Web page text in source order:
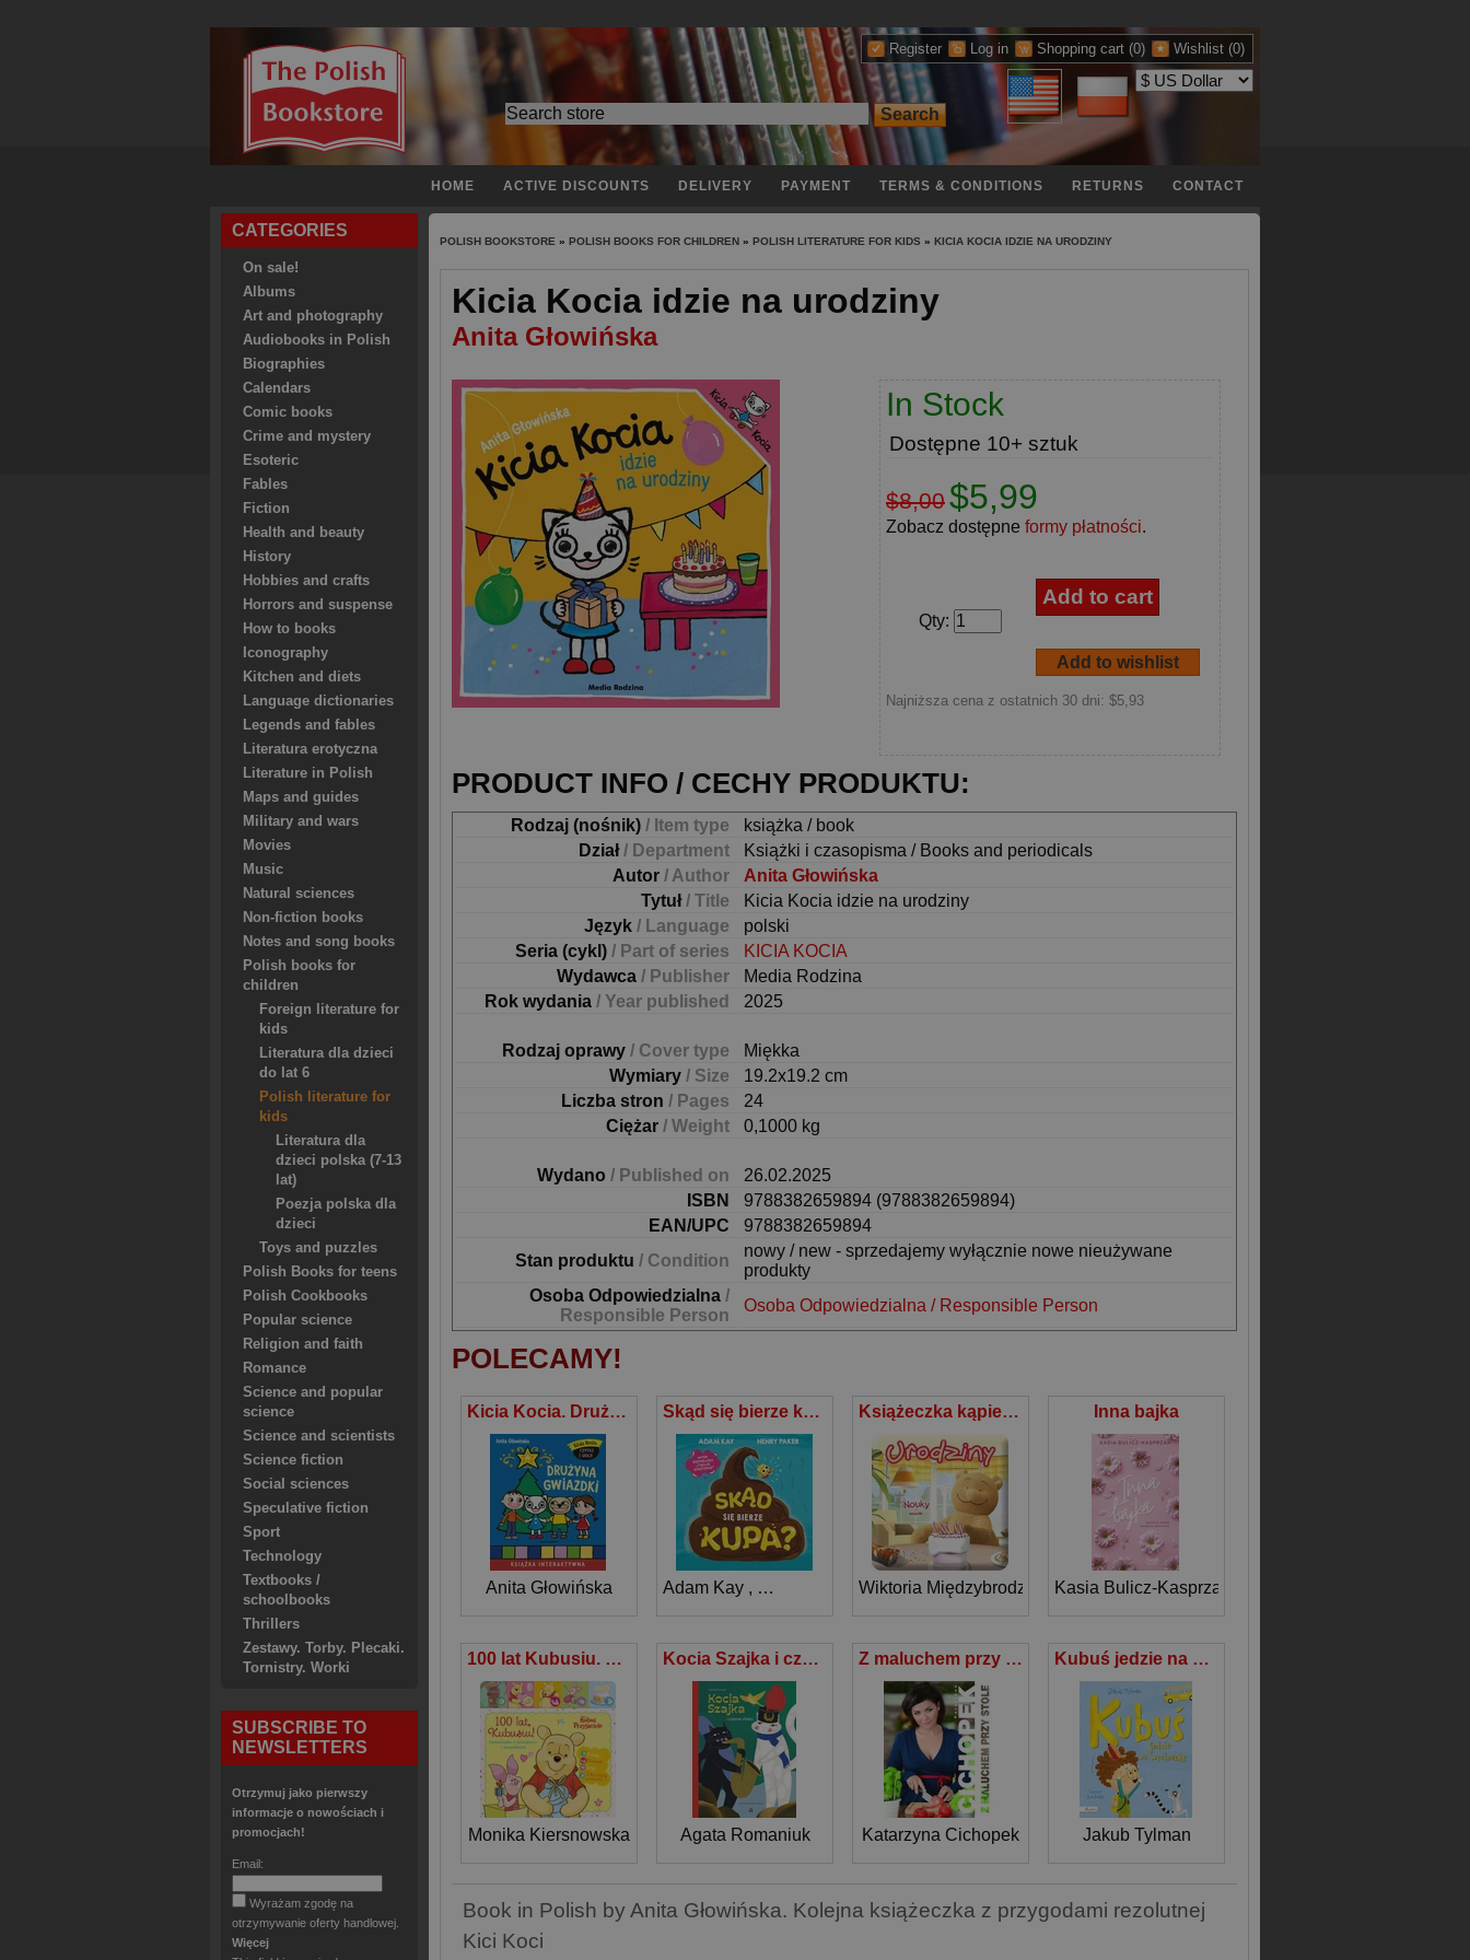
Register Log in Shopping cart (0) Wishlist (0)
HOME ACTIVE DISCOUNTS DELIVERY PAYMENT TERMS & CONDITIONS RETURNS CONTACT
CATEGORIES
On sale!
Albums
Art and photography
Audiobooks in Polish
Biographies
Calendars
Comic books
Crime and mystery
Esoteric
Fables
Fiction
Health and beauty
History
Hobbies and crafts
Horrors and suspense
How to books
Iconography
Kitchen and diets
Language dictionaries
Legends and fables
Literatura erotyczna
Literature in Polish
Maps and guides
Military and wars
Movies
Music
Natural sciences
Non-fiction books
Notes and song books
Polish books for
children
Foreign literature for
kids
Literatura dla dzieci
do lat 6
Polish literature for
kids
Literatura dla
dzieci polska (7-13
lat)
Poezja polska dla
dzieci
Toys and puzzles
Polish Books for teens
Polish Cookbooks
Popular science
Religion and faith
Romance
Science and popular
science
Science and scientists
Science fiction
Social sciences
Speculative fiction
Sport
Technology
Textbooks /
schoolbooks
Thrillers
Zestawy. Torby. Plecaki.
Tornistry. Worki
SUBSCRIBE TO
NEWSLETTERS
Otrzymuj jako pierwszy
informacje o nowościach i
promocjach!
Email:
Wyrażam zgodę na
otrzymywanie oferty handlowej.
Więcej
POLISH BOOKSTORE » POLISH BOOKS FOR CHILDREN » POLISH LITERATURE FOR KIDS » KICIA KOCIA IDZIE NA URODZINY
Kicia Kocia idzie na urodziny
Anita Głowińska
In Stock
Dostępne 10+ sztuk
$8,00$5,99
Zobacz dostępne formy płatności.
Qty:
Najniższa cena z ostatnich 30 dni: $5,93
PRODUCT INFO / CECHY PRODUKTU:
Rodzaj (nośnik) / Item type
książka / book
Dział/ Department
Książki i czasopisma / Books and periodicals
Autor / Author
Anita Głowińska
Tytuł/ Title
Kicia Kocia idzie na urodziny
Język / Language
polski
Seria (cykl) / Part of series
KICIA KOCIA
Wydawca / Publisher
Media Rodzina
Rok wydania / Year published 2025
Rodzaj oprawy / Cover type
Miękka
Wymiary / Size
19.2x19.2 cm
Liczba stron / Pages
24
Ciężar / Weight 0,1000 kg
Wydano / Published on
26.02.2025
ISBN
9788382659894 (9788382659894)
EAN/UPC
9788382659894
Stan produktu / Condition
nowy / new - sprzedajemy wyłącznie nowe nieużywane
produkty
Osoba Odpowiedzialna /
Responsible Person
Osoba Odpowiedzialna / Responsible Person
POLECAMY!
Kicia Kocia. Drużyna Gwiazdki
Anita Głowińska
Skąd się bierze kupa?
Adam Kay , Henry Paker
Książeczka kąpielowa Nouky i przyjaciele Urodziny
Wiktoria Międzybrodzka
Inna bajka
Kasia Bulicz-Kasprzak
100 lat Kubusiu. Opowiastka z dźwiękami i światełkami. Disney Kubuś i przyjaciele
Monika Kiersnowska
Kocia Szajka i czarne złoto
Agata Romaniuk
Z maluchem przy stole
Katarzyna Cichopek
Kubuś jedzie na wycieczkę
Jakub Tylman
Book in Polish by Anita Głowińska. Kolejna książeczka z przygodami rezolutnej
Kici Koci